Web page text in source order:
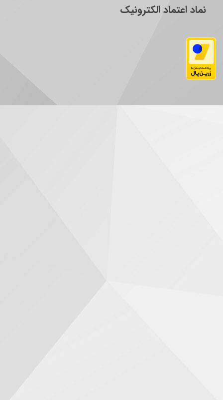
نماد اعتماد الکترونیک